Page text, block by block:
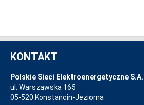
KONTAKT
Polskie Sieci Elektroenergetyczne S.A.
ul. Warszawska 165
05-520 Konstancin-Jeziorna